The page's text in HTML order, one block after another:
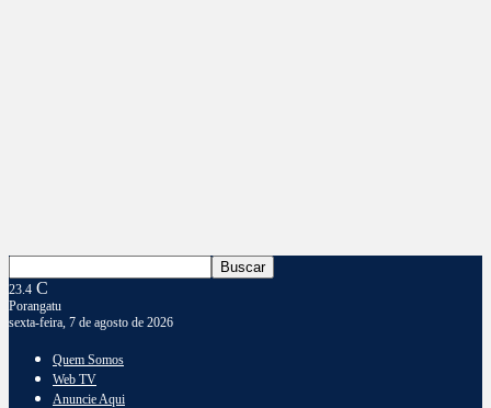
23.4 C
Porangatu
sexta-feira, 7 de agosto de 2026
Quem Somos
Web TV
Anuncie Aqui